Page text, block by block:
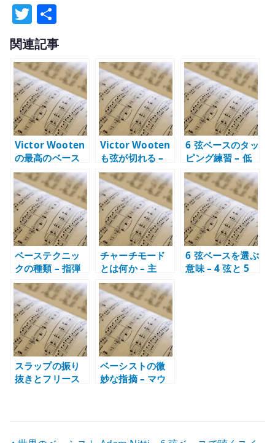
T
w
it
te
r
有
関連記事
Victor Wooten
の最高のベース
ソロ – 速さより
音楽性が残る理
由
Victor Wooten
も弦が切れる –
トラブルでも止
まらない演奏力
6 弦ベースのタッ
ピング練習 – 低
音、和音、メロ
ディを分ける
ベーステクニッ
クの種類 – 指弾
き、ミュート、
スラップ、タッ
ピングの役割
チャーチモード
とは何か – 主
音、特性音、コ
ードから 7 モー
ドを使い分ける
6 弦ベースを選ぶ
意味 – 4 弦と 5
スラップの振り
抜きとフリース
ムの使い分け
ベーシストの微
妙な指摘 – マウ